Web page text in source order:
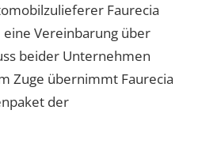
Faurecia
Vereinbarung über
beider Unternehmen
Zuge übernimmt Faurecia
der